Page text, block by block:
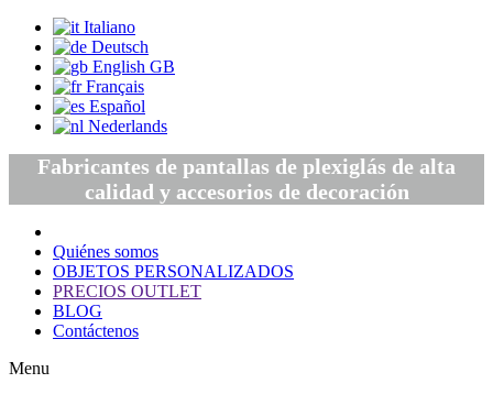
Italiano
Deutsch
English GB
Français
Español
Nederlands
Fabricantes de pantallas de plexiglás de alta
calidad y accesorios de decoración
Quiénes somos
OBJETOS PERSONALIZADOS
PRECIOS OUTLET
BLOG
Contáctenos
Menu